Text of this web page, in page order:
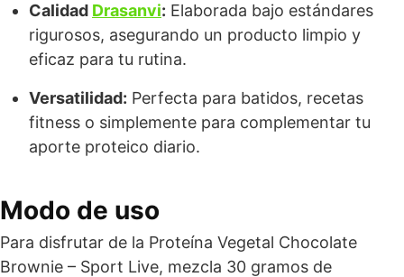
Calidad Drasanvi: Elaborada bajo estándares
rigurosos, asegurando un producto limpio y
eficaz para tu rutina.
Versatilidad: Perfecta para batidos, recetas
fitness o simplemente para complementar tu
aporte proteico diario.
Modo de uso
Para disfrutar de la Proteína Vegetal Chocolate
Brownie – Sport Live, mezcla 30 gramos de